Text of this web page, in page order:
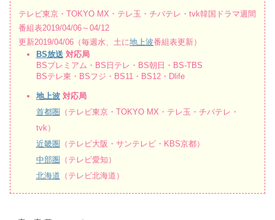
テレビ東京・TOKYO MX・テレ玉・チバテレ・tvk韓国ドラマ週間
番組表2019/04/06～04/12
更新2019/04/06（毎週水、土に地上波番組表更新）
BS放送 対応局
BSプレミアム・BS日テレ・BS朝日・BS-TBS
BSテレ東・BSフジ・BS11・BS12・Dlife
地上波対応局
首都圏 （テレビ東京・TOKYO MX・テレ玉・チバテレ・
tvk）
近畿圏 （テレビ大阪・サンテレビ・KBS京都）
中部圏 （テレビ愛知）
北海道 （テレビ北海道）